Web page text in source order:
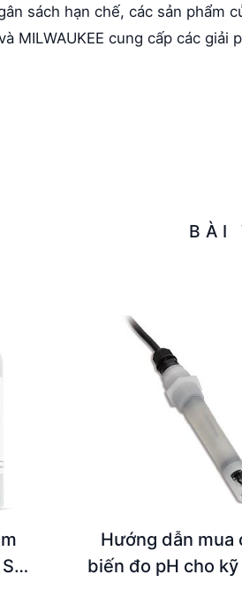
sách hạn chế, các sản phẩm
MILWAUKEE cung cấp các
BÀI
Hướng dẫn mua
biến đo pH cho kỹ